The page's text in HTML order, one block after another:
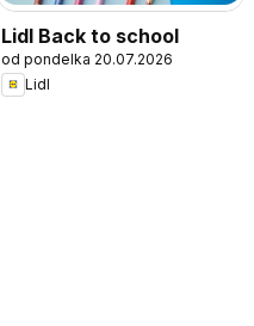
Lidl Back to school
od pondelka 20.07.2026
Lidl